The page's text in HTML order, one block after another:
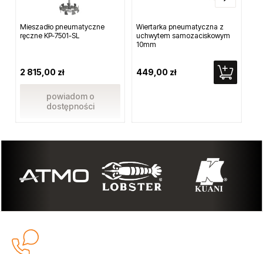
Mieszadło pneumatyczne
ręczne KP-7501-SL
2 815,00 zł
powiadom o
dostępności
Wiertarka pneumatyczna z
uchwytem samozaciskowym
10mm
449,00 zł